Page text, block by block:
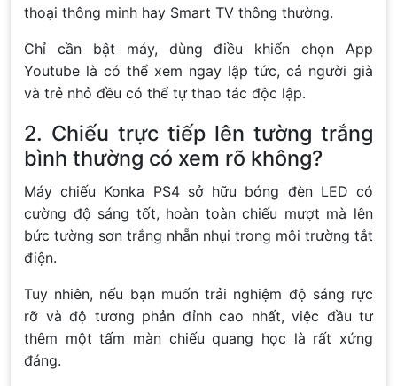
thoại thông minh hay Smart TV thông thường.
Chỉ cần bật máy, dùng điều khiển chọn App
Youtube là có thể xem ngay lập tức, cả người già
và trẻ nhỏ đều có thể tự thao tác độc lập.
2. Chiếu trực tiếp lên tường trắng
bình thường có xem rõ không?
Máy chiếu Konka PS4 sở hữu bóng đèn LED có
cường độ sáng tốt, hoàn toàn chiếu mượt mà lên
bức tường sơn trắng nhẵn nhụi trong môi trường tắt
điện.
Tuy nhiên, nếu bạn muốn trải nghiệm độ sáng rực
rỡ và độ tương phản đỉnh cao nhất, việc đầu tư
thêm một tấm màn chiếu quang học là rất xứng
đáng.